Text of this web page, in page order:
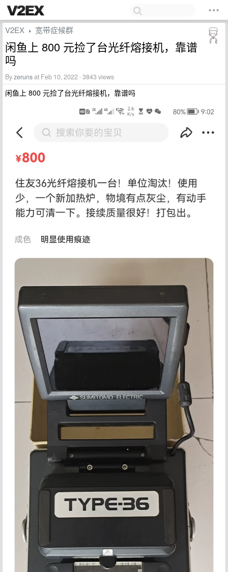
V2EX › 宽带症候群
闲鱼上 800 元捡了台光纤熔接机，靠谱
吗
Byzerunsat Feb 10, 2022 · 3843 views
闲鱼上 800 元捡了台光纤熔接机，靠谱吗